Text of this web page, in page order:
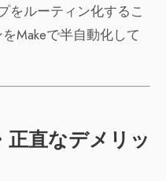
をルーティン化するこ
Makeで半自動化して
正直なデメリッ